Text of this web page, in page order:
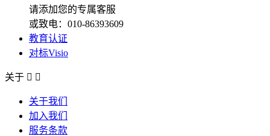
请添加您的专属客服
或致电：010-86393609
教育认证
对标Visio
关于  
关于我们
加入我们
服务条款